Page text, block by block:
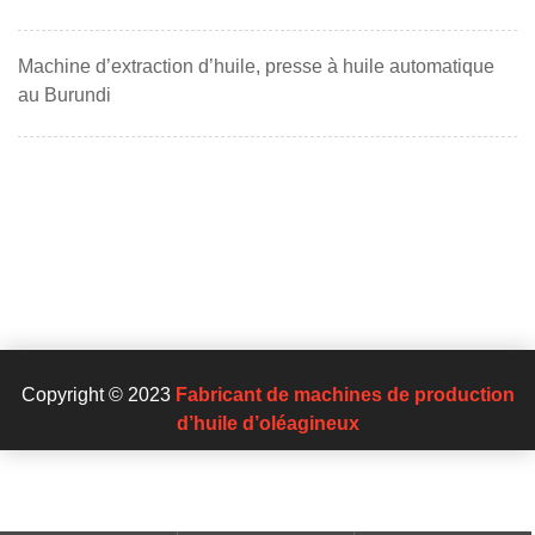
Machine d’extraction d’huile, presse à huile automatique
au Burundi
Copyright © 2023 Fabricant de machines de production
d’huile d’oléagineux